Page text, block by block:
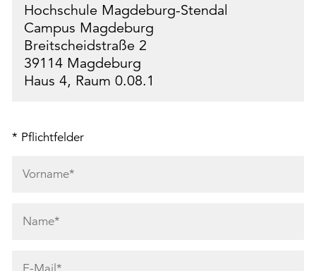
Hochschule Magdeburg-Stendal
Campus Magdeburg
Breitscheidstraße 2
39114 Magdeburg
Haus 4, Raum 0.08.1
* Pflichtfelder